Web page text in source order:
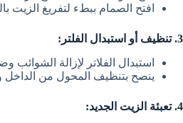
افتح الصمام ببطء لتفريغ الزيت
3. تنظيف أو استبدال الفلتر:
استبدال الفلاتر لإزالة
ينصح بتنظيف المحول من الداخل
4. تعبئة الزيت الجديد: